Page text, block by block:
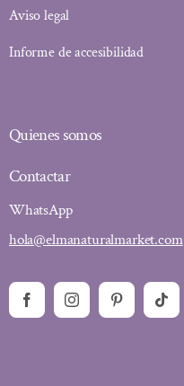
Aviso legal
Informe de accesibilidad
Quienes somos
Contactar
WhatsApp
hola@elmanaturalmarket.com